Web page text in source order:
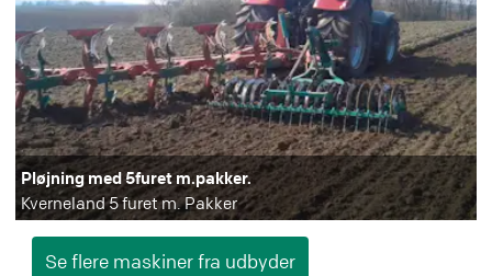
Pløjning med 5furet m.pakker.
Kverneland 5 furet m. Pakker